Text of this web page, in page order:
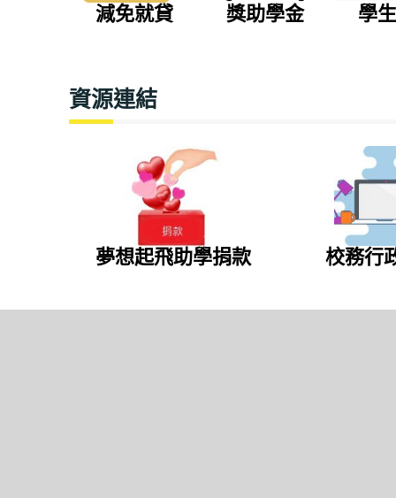
減免就貸 獎助學金 學
資源連結
夢想起飛助學捐款 校務行